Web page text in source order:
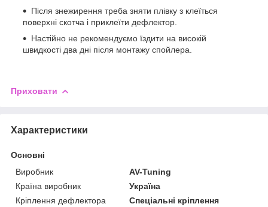
Після знежирення треба зняти плівку з клеїться
поверхні скотча і приклеїти дефлектор.
Настійно не рекомендуємо їздити на високій
швидкості два дні після монтажу спойлера.
Приховати
Характеристики
Основні
Виробник
AV-Tuning
Країна виробник
Україна
Кріплення дефлектора
Спеціальні кріплення